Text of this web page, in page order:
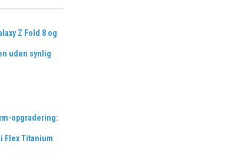
Z Fold 8 og
uden synlig
opgradering:
Flex Titanium